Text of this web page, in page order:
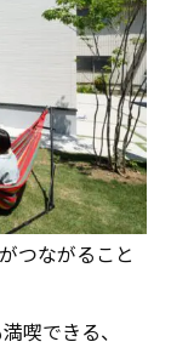
つながること
喫できる、